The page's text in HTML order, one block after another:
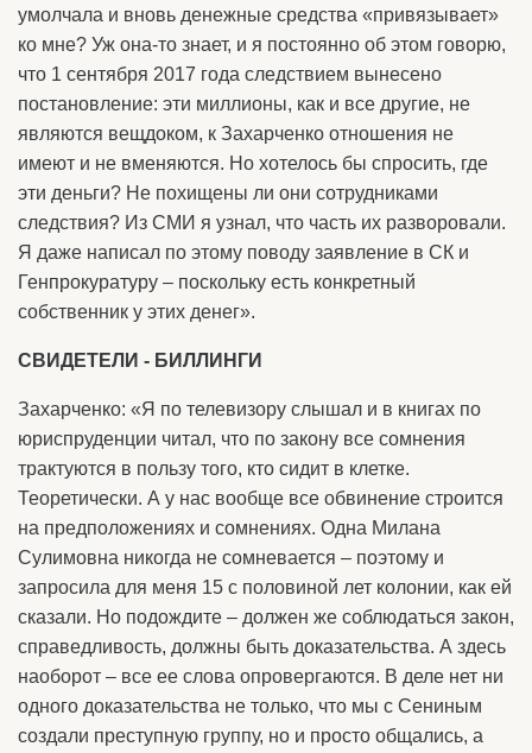
умолчала и вновь денежные средства «привязывает»
ко мне? Уж она-то знает, и я постоянно об этом говорю,
что 1 сентября 2017 года следствием вынесено
постановление: эти миллионы, как и все другие, не
являются вещдоком, к Захарченко отношения не
имеют и не вменяются. Но хотелось бы спросить, где
эти деньги? Не похищены ли они сотрудниками
следствия? Из СМИ я узнал, что часть их разворовали.
Я даже написал по этому поводу заявление в СК и
Генпрокуратуру – поскольку есть конкретный
собственник у этих денег».
СВИДЕТЕЛИ - БИЛЛИНГИ
Захарченко: «Я по телевизору слышал и в книгах по
юриспруденции читал, что по закону все сомнения
трактуются в пользу того, кто сидит в клетке.
Теоретически. А у нас вообще все обвинение строится
на предположениях и сомнениях. Одна Милана
Сулимовна никогда не сомневается – поэтому и
запросила для меня 15 с половиной лет колонии, как ей
сказали. Но подождите – должен же соблюдаться закон,
справедливость, должны быть доказательства. А здесь
наоборот – все ее слова опровергаются. В деле нет ни
одного доказательства не только, что мы с Сениным
создали преступную группу, но и просто общались, а